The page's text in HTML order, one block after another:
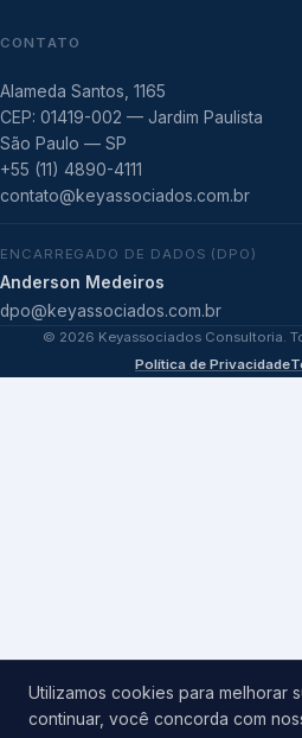
CONTATO
Alameda Santos, 1165
CEP: 01419-002 — Jardim Paulista
São Paulo — SP
+55 (11) 4890-4111
contato@keyassociados.com.br
ENCARREGADO DE DADOS (DPO)
Anderson Medeiros
dpo@keyassociados.com.br
© 2026 Keyassociados Consultoria.
Política de Privacidade
Utilizamos cookies para melhorar
continuar, você concorda com